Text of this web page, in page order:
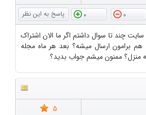
0
0
چند تا سوال داشتم اگر ما الان اشتراک
برامون ارسال میشه؟ بعد هر ماه مجله
ممنون میشم جواب بدید؟
5